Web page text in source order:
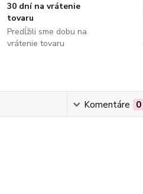
30 dní na vrátenie
tovaru
Predĺžili sme dobu na
vrátenie tovaru
Komentáre 0